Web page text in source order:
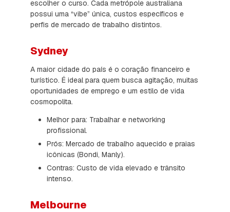
escolher o curso. Cada metrópole australiana
possui uma “vibe” única, custos específicos e
perfis de mercado de trabalho distintos.
Sydney
A maior cidade do país é o coração financeiro e
turístico. É ideal para quem busca agitação, muitas
oportunidades de emprego e um estilo de vida
cosmopolita.
Melhor para: Trabalhar e networking
profissional.
Prós: Mercado de trabalho aquecido e praias
icônicas (Bondi, Manly).
Contras: Custo de vida elevado e trânsito
intenso.
Melbourne